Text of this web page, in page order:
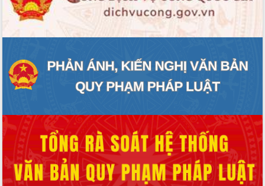
Đắk Lắk sơ kết 4 năm triển khai thực
hiện Đề án 06 của Chính phủ
Họp báo thông tin về Hội nghị Công bố
Lắk
Khơi thông điểm nghẽn, đẩy nhanh
giải ngân vốn khắc phục thiên tai
hoạch tỉnh thời kỳ 2021-2030
Hội thảo góp ý hồ sơ điều chỉnh quy
hoạch tỉnh Đắk Lắk thời kỳ 2021-2030,
tầm nhìn đến năm 2050
Nâng cao hiệu quả hoạt động của các
doanh nghiệp nhà nước